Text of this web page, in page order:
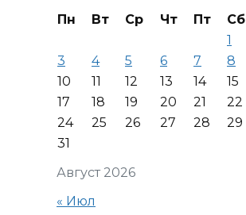
Август 2026
Пн Вт Ср Чт Пт Сб
1
3
4 5 6 7 8
10
11 12 13 14 15
17
18 19 20 21 22
24
25 26 27 28 29
31
« Июл